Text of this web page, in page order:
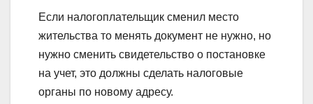
Если налогоплательщик сменил место
жительства то менять документ не нужно, но
нужно сменить свидетельство о постановке
на учет, это должны сделать налоговые
органы по новому адресу.